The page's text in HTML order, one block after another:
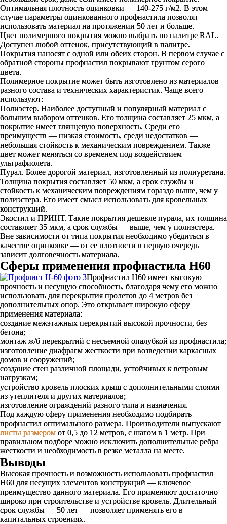
Оптимальная плотность оцинковки — 140-275 г/м2. В этом
случае параметры оцинкованного профнастила позволят
использовать материал на протяжении 50 лет и больше.
Цвет полимерного покрытия можно выбрать по палитре RAL.
Доступен любой оттенок, присутствующий в палитре.
Покрытия наносят с одной или обеих сторон. В первом случае с
обратной стороны профнастил покрывают грунтом серого
цвета.
Полимерное покрытие может быть изготовлено из материалов
разного состава и технических характеристик. Чаще всего
используют:
Полиэстер. Наиболее доступный и популярный материал с
большим выбором оттенков. Его толщина составляет 25 мкм, а
покрытие имеет глянцевую поверхность. Среди его
преимуществ — низкая стоимость, среди недостатков —
небольшая стойкость к механическим повреждением. Также
цвет может меняться со временем под воздействием
ультрафиолета.
Пурал. Более дорогой материал, изготовленный из полиуретана.
Толщина покрытия составляет 50 мкм, а срок службы и
стойкость к механическим повреждениям гораздо выше, чем у
полиэстера. Его имеет смысл использовать для кровельных
конструкций.
Экостил и ПРИНТ. Такие покрытия дешевле пурала, их толщина
составляет 35 мкм, а срок службы — выше, чем у полиэстера.
Вне зависимости от типа покрытия необходимо убедиться в
качестве оцинковке — от ее плотности в первую очередь
зависит долговечность материала.
Сферы применения профнастила Н60
Профнастил Н60 имеет высокую
прочность и несущую способность, благодаря чему его можно
использовать для перекрытия пролетов до 4 метров без
дополнительных опор. Это открывает широкую сферу
применения материала:
создание межэтажных перекрытий высокой прочности, без
бетона;
монтаж ж/б перекрытий с несъемной опалубкой из профнастила;
изготовление диафрагм жесткости при возведении каркасных
домов и сооружений;
создание стен различной площади, устойчивых к ветровым
нагрузкам;
устройство кровель плоских крыш с дополнительными слоями
из утеплителя и других материалов;
изготовление ограждений разного типа и назначения.
Под каждую сферу применения необходимо подбирать
профнастил оптимального размера. Производители выпускают
листы размером от 0,5 до 12 метров, с шагом в 1 метр. При
правильном подборе можно исключить дополнительные ребра
жесткости и необходимость в резке металла на месте.
Выводы
Высокая прочность и возможность использовать профнастил
Н60 для несущих элементов конструкций — ключевое
преимущество данного материала. Его применяют достаточно
широко при строительстве и устройстве кровель. Длительный
срок службы — 50 лет — позволяет применять его в
капитальных строениях.